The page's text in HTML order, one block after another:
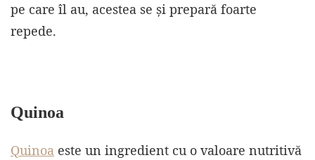
pe care îl au, acestea se și prepară foarte
repede.
Quinoa
Quinoa este un ingredient cu o valoare nutritivă